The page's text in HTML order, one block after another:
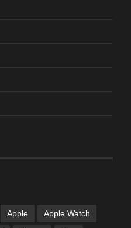
Apple Apple Watch